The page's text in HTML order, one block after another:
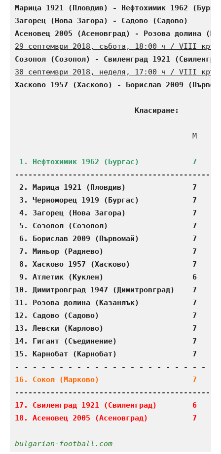
Марица 1921 (Пловдив) - Нефтохимик 1962
Загорец (Нова Загора) - Садово
Асеновец 2005 (Асеновград) - Розова долина
29 септември 2018, събота, 18:00 ч / VIII
Созопол (Созопол) - Свиленград 1921
30 септември 2018, неделя, 17:00 ч / VIII
Хасково 1957 (Хасково) - Борислав 2009
Класиране:
М
2. Марица 1921 (Пловдив)               7
3. Черноморец 1919 (Бургас)            7
4. Загорец (Нова Загора)               7
5. Созопол (Созопол)                   7
6. Борислав 2009 (Първомай)
7. Миньор (Раднево)                    7
8. Хасково 1957 (Хасково)              7
9. Атлетик (Куклен)                    6
10. Димитровград 1947 (Димитровград)
11. Розова долина (Казанлък)
12. Садово (Садово)                     7
13. Левски (Карлово)                    7
14. Гигант (Съединение)                 7
15. Карнобат (Карнобат)                 7
16. Сокол (Марково)                     7
17. Свиленград 1921 (Свиленград)
18. Асеновец 2005 (Асеновград)          7
bulgarian-football.com